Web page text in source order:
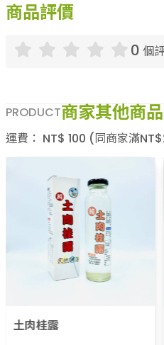
商品評價
0 個
PRODUCT商家其他商品
運費： NT$ 100 (同商家滿NT$
土肉桂露